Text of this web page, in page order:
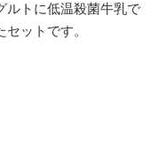
ルトに低温殺菌牛乳で
ットです。